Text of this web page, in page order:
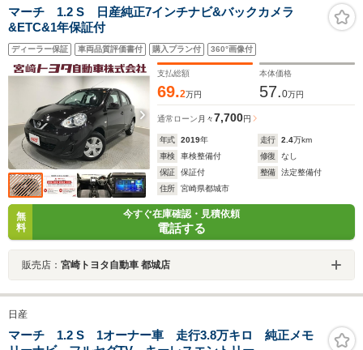
マーチ 1.2 S 日産純正7インチナビ&バックカメラ
&ETC&1年保証付
ディーラー保証 車両品質評価書付 購入プラン付 360°画像付
支払総額
69.2万円
本体価格
57.0万円
通常ローン 月々7,700円
年式 2019年 走行 2.4万km
車検
車検整備付 修復
なし
保証
保証付 整備
法定整備付
住所
宮崎県都城市
無
料
今すぐ在庫確認・見積依頼
電話する
販売店： 宮崎トヨタ自動車 都城店
日産
マーチ 1.2 S 1オーナー車 走行3.8万キロ 純正メモ